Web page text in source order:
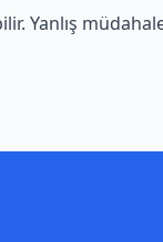
Yanlış